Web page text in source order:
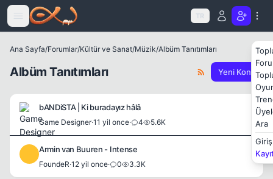
Icerige atla
TR
Ara
Giriş
Ana Sayfa/Forumlar/Kültür ve Sanat/Müzik/Albüm Tanıtımları
Albüm Tanıtımları Yeni Konu
bANDiSTA | Ki buradayız hâlâ
Game Designer·11 yil once· 4 5.6K
Armin van Buuren - Intense
FoundeR·12 yil once· 0 3.3K